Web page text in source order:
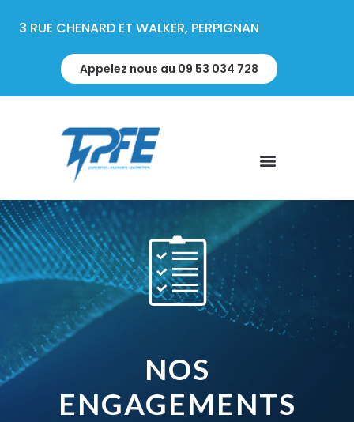
3 RUE CHENARD ET WALKER, PERPIGNAN
Appelez nous au 09 53 034 728
NOS
ENGAGEMENTS